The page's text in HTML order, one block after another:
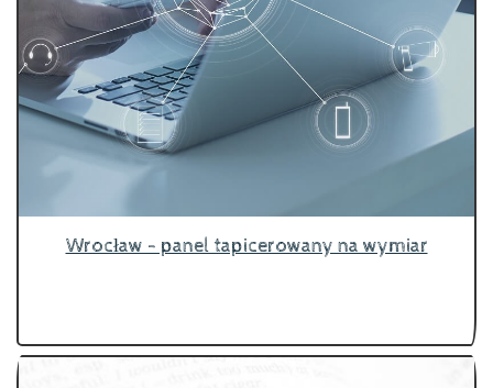
Wrocław - panel tapicerowany na wymiar